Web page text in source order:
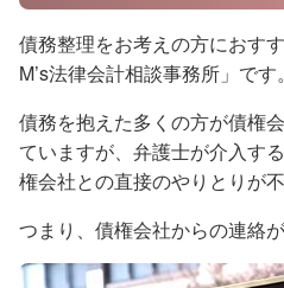
債務整理をお考えの方におす
M’s法律会計相談事務所」です。
債務を抱えた多くの方が債権
ていますが、弁護士が介入す
権会社との直接のやりとりが不
つまり、債権会社からの連絡